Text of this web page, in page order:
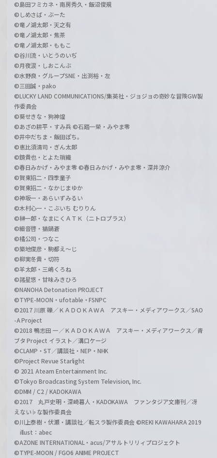
©島田フミカネ・南房秀久・飯沼俊規
©しめさば・ぶーた
©竜ノ湖太郎・天之有
©竜ノ湖太郎・焦茶
©竜ノ湖太郎・ももこ
©谷川流・いとうのいぢ
©月夜涙・しおこんぶ
©水野良・グループSNE・出渕裕・左
©三田誠・pako
©LUCKY LAND COMMUNICATIONS/集英社・ジョジョの奇妙な冒険GW製
作委員会
©葵せきな・狗神煌
©あざの耕平・すみ兵 ©石踏一榮・みやま零
©井中だちま・飯田ぽち。
©恵比須清司・ぎん太郎
©鏡貴也・とよた瑣織
©春日みかげ・みやま零 ©春日みかげ・みやま零・深井涼介
©賀東招二・四季童子
©賀東招二・なかじまゆか
©神坂一・あらいずみるい
©木村心一・こぶいち むりりん
©榊一郎・なまにくＡＴＫ（ニトロプラス）
©細音啓・猫鍋蒼
©橘公司・つなこ
©築地俊彦・駒都え～じ
©柳実冬貴・切符
©羊太郎・三嶋くろね
©諸星悠・甘味みきひろ
©NANOHA Detonation PROJECT
©TYPE-MOON・ufotable・FSNPC
©2017 川原 礫／ＫＡＤＯＫＡＷＡ アスキー・メディアワークス／SAO
-A Project
©2018 鴨志田 一／ＫＡＤＯＫＡＷＡ アスキー・メディアワークス／青
ブタ Project イラスト／溝口ケージ
©CLAMP・ST／講談社・NEP・NHK
©Project Revue Starlight
© 2021 Ateam Entertainment Inc.
©Tokyo Broadcasting System Television, Inc.
©DMM / C2 / KADOKAWA
©2017 丸戸史明・深崎暮人・KADOKAWA ファンタジア文庫刊／冴
えない♭な製作委員会
©川上泰樹・伏瀬・講談社／転スラ製作委員会 ©REKI KAWAHARA 2019
illust：abec
©AZONE INTERNATIONAL・acus/アサルトリリィプロジェクト
©TYPE-MOON / FGO6 ANIME PROJECT